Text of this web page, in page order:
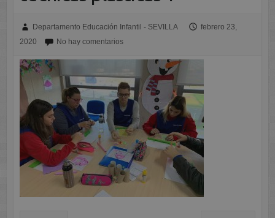
Departamento Educación Infantil - SEVILLA
febrero 23,
2020
No hay comentarios